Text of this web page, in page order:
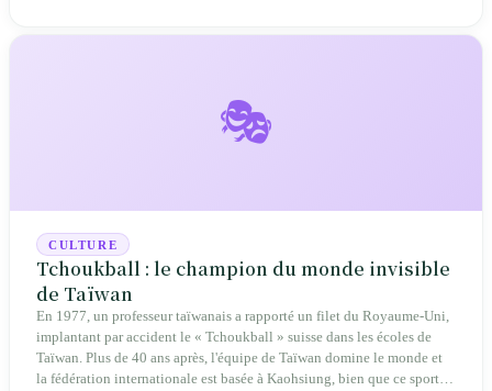
🎭
CULTURE
Tchoukball : le champion du monde invisible
de Taïwan
En 1977, un professeur taïwanais a rapporté un filet du Royaume-Uni,
implantant par accident le « Tchoukball » suisse dans les écoles de
Taïwan. Plus de 40 ans après, l'équipe de Taïwan domine le monde et
la fédération internationale est basée à Kaohsiung, bien que ce sport